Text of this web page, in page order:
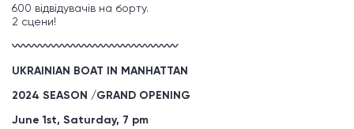
600 відвідувачів на борту.
2 сцени!
〰〰〰〰〰〰〰〰〰〰〰〰〰〰〰
UKRAINIAN BOAT IN MANHATTAN
2024 SEASON /GRAND OPENING
June 1st, Saturday, 7 pm